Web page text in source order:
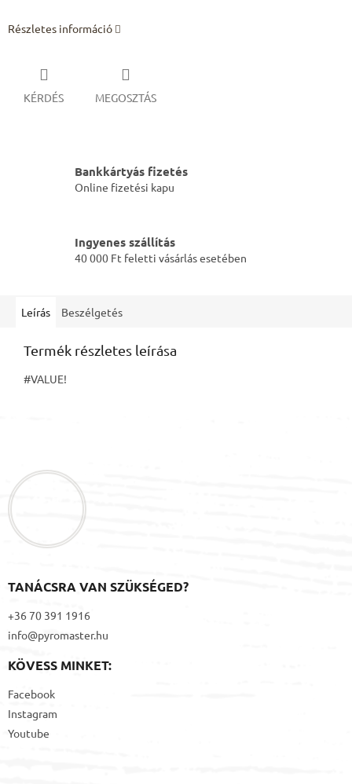
Részletes információ
KÉRDÉS MEGOSZTÁS
Bankkártyás fizetés
Online fizetési kapu
Ingyenes szállítás
40 000 Ft feletti vásárlás esetében
Leírás Beszélgetés
Termék részletes leírása
#VALUE!
TANÁCSRA VAN SZÜKSÉGED?
+36 70 391 1916
info@pyromaster.hu
KÖVESS MINKET:
Facebook
Instagram
Youtube